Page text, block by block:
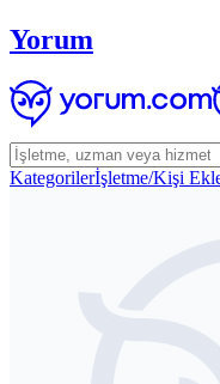
Yorum
Kategorilerİşletme/Kişi